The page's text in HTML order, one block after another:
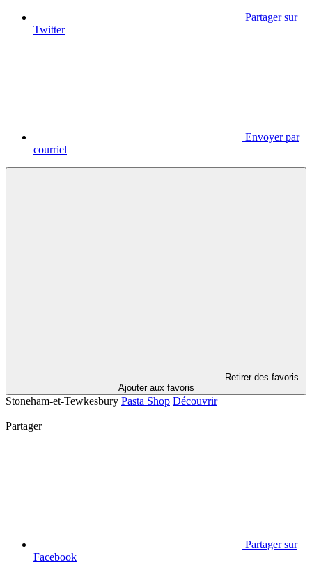
Partager sur
Twitter
Envoyer par
courriel
Retirer des favoris
Ajouter aux favoris
Stoneham-et-Tewkesbury Pasta Shop Découvrir
Partager
Partager sur
Facebook